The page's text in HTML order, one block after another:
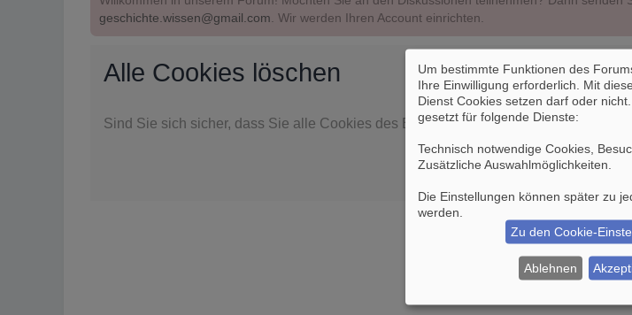
geschichte.wissen@gmail.com. Wir werden Ihren Account einrichten.
Alle Cookies löschen
Sind Sie sich sicher, dass Sie alle Cookies des Boards löschen möchten?
Um bestimmte Funktionen des
Ihre Einwilligung erforderlich. Mit
Dienst Cookies setzen darf oder
gesetzt für folgende Dienste:
Technisch notwendige Cookies,
Zusätzliche Auswahlmöglichkeiten
Die Einstellungen können später zu
werden.
Zu den Cookie-
Ablehnen